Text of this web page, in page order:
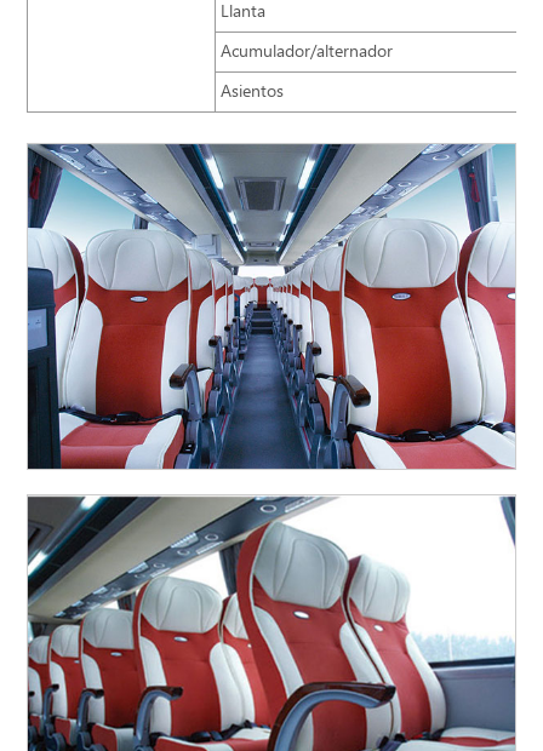
Llanta
Acumulador/alternador
Asientos